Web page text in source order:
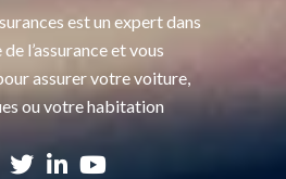
est un expert dans
l’assurance et vous
assurer votre voiture,
ou votre habitation